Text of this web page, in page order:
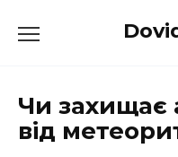
до
Чи захищає
від